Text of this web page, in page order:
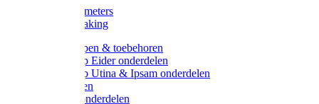
Wegers en meters
Video bewaking
Weidepompen & toebehoren
Weidepomp Eider onderdelen
Weidepomp Utina & Ipsam onderdelen
Drinkbakken
Drinkbak onderdelen